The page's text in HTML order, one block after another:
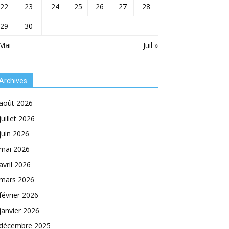
Juil »
22 23 24 25 26 27
28
29
30
2026
2026
2026
2026
2026
2026
2026
2026
2025